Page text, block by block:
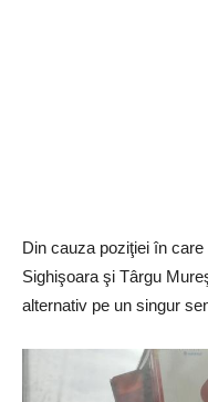
Din cauza poziţiei în
Sighişoara şi Târgu
alternativ pe un singur